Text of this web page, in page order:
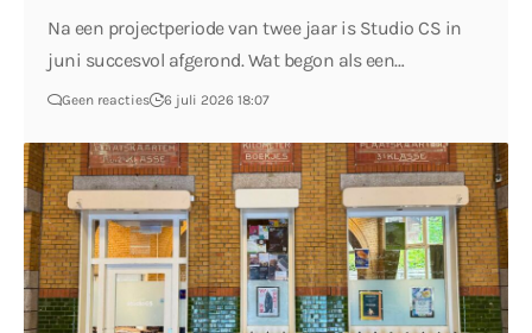
Na een projectperiode van twee jaar is Studio CS in
juni succesvol afgerond. Wat begon als een…
Geen reacties 6 juli 2026 18:07